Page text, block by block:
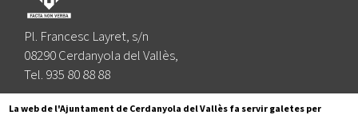
Pl. Francesc Layret, s/n
08290 Cerdanyola del Vallès,
Tel. 935 80 88 88
Segueix-nos a:
La web de l'Ajuntament de Cerdanyola del Vallès fa servir galetes per